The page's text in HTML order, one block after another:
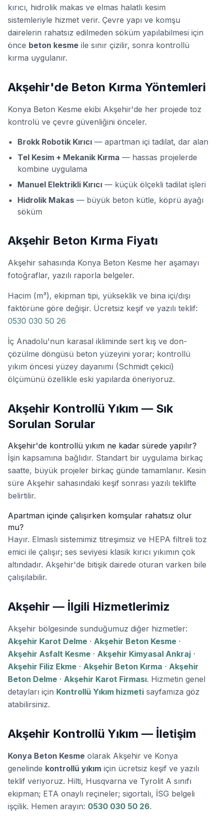
kırıcı, hidrolik makas ve elmas halatlı kesim
sistemleriyle hizmet verir. Çevre yapı ve komşu
dairelerin rahatsız edilmeden söküm yapılabilmesi için
önce beton kesme ile sınır çizilir, sonra kontrollü
kırma uygulanır.
Akşehir'de Beton Kırma Yöntemleri
Konya Beton Kesme ekibi Akşehir'de her projede toz
kontrolü ve çevre güvenliğini önceler.
Brokk Robotik Kırıcı — apartman içi tadilat, dar alan
Tel Kesim + Mekanik Kırma — hassas projelerde
kombine uygulama
Manuel Elektrikli Kırıcı — küçük ölçekli tadilat işleri
Hidrolik Makas — büyük beton kütle, köprü ayağı
söküm
Akşehir Beton Kırma Fiyatı
Akşehir sahasında Konya Beton Kesme her aşamayı
fotoğraflar, yazılı raporla belgeler.
Hacim (m³), ekipman tipi, yükseklik ve bina içi/dışı
faktörüne göre değişir. Ücretsiz keşif ve yazılı teklif:
0530 030 50 26
İç Anadolu'nun karasal ikliminde sert kış ve don-
çözülme döngüsü beton yüzeyini yorar; kontrollü
yıkım öncesi yüzey dayanımı (Schmidt çekici)
ölçümünü özellikle eski yapılarda öneriyoruz.
Akşehir Kontrollü Yıkım — Sık
Sorulan Sorular
Akşehir'de kontrollü yıkım ne kadar sürede yapılır?
İşin kapsamına bağlıdır. Standart bir uygulama birkaç
saatte, büyük projeler birkaç günde tamamlanır. Kesin
süre Akşehir sahasındaki keşif sonrası yazılı teklifte
belirtilir.
Apartman içinde çalışırken komşular rahatsız olur
mu?
Hayır. Elmaslı sistemimiz titreşimsiz ve HEPA filtreli toz
emici ile çalışır; ses seviyesi klasik kırıcı yıkımın çok
altındadır. Akşehir'de bitişik dairede oturan varken bile
çalışılabilir.
Akşehir — İlgili Hizmetlerimiz
Akşehir bölgesinde sunduğumuz diğer hizmetler:
Akşehir Karot Delme · Akşehir Beton Kesme ·
Akşehir Asfalt Kesme · Akşehir Kimyasal Ankraj ·
Akşehir Filiz Ekme · Akşehir Beton Kırma · Akşehir
Beton Delme · Akşehir Karot Firması. Hizmetin genel
detayları için Kontrollü Yıkım hizmeti sayfamıza göz
atabilirsiniz.
Akşehir Kontrollü Yıkım — İletişim
Konya Beton Kesme olarak Akşehir ve Konya
genelinde kontrollü yıkım için ücretsiz keşif ve yazılı
teklif veriyoruz. Hilti, Husqvarna ve Tyrolit A sınıfı
ekipman; ETA onaylı reçineler; sigortalı, İSG belgeli
işçilik. Hemen arayın: 0530 030 50 26.